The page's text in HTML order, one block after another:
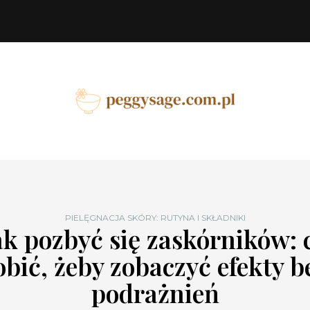
PIELĘGNACJA SKÓRY: RUTYNA I SKŁADNIKI
pozbyć się zaskórników:
żeby zobaczyć efekty
podrażnień